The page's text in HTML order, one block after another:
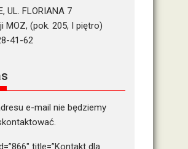
UL. FLORIANA 7
MOZ, (pok. 205, I piętro)
41-62
e-mail nie będziemy
title=”Kontakt dla